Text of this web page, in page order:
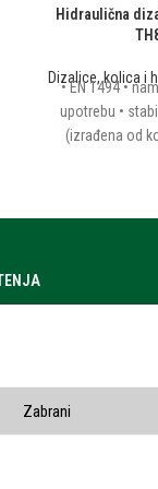
Zabrani
Hidraulična
Dizalice, kolica i
• EN 1494 •
upotrebu •
(izrađena od